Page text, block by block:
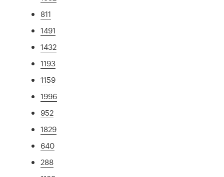
811
1491
1432
1193
1159
1996
952
1829
640
288